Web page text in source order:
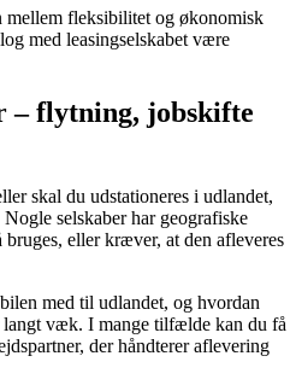
mellem fleksibilitet og økonomisk
med leasingselskabet være
– flytning, jobskifte
skal du udstationeres i udlandet,
selskaber har geografiske
eller kræver, at den afleveres
med til udlandet, og hvordan
væk. I mange tilfælde kan du få
der håndterer aflevering